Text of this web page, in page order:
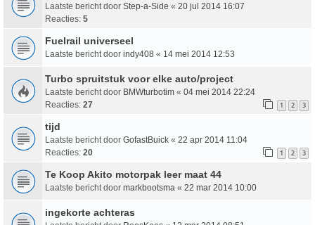
Laatste bericht door Step-a-Side « 20 jul 2014 16:07
Reacties: 5
Fuelrail universeel
Laatste bericht door indy408 « 14 mei 2014 12:53
Turbo spruitstuk voor elke auto/project
Laatste bericht door BMWturbotim « 04 mei 2014 22:24
Reacties: 27 1 2 3
tijd
Laatste bericht door GofastBuick « 22 apr 2014 11:04
Reacties: 20 1 2 3
Te Koop Akito motorpak leer maat 44
Laatste bericht door markbootsma « 22 mar 2014 10:00
ingekorte achteras